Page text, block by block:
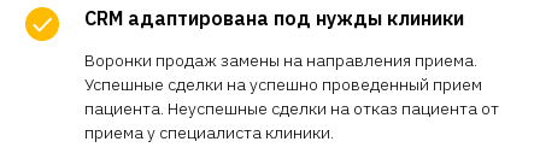
CRM адаптирована под нужды клиники
Воронки продаж замены на направления приема.
Успешные сделки на успешно проведенный прием
пациента. Неуспешные сделки на отказ пациента от
приема у специалиста клиники.